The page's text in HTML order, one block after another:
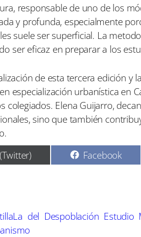
responsable de uno de los
y profunda, especialmente
suele ser superficial. La
ser eficaz en preparar a los
de esta tercera edición y
especialización urbanística en
colegiados. Elena Guijarro,
sino que también
C
o
i
Facebook
del Despoblación Estudio